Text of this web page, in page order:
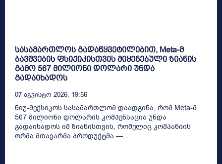
სასამართლოს გადაწყვეტილებით, Meta-მ
ბავშვების ფსიქიკისთვის მიყენებული ზიანის
გამო 567 მილიონი დოლარი უნდა
გადაიხადოს
07 Აგვისტო 2026, 19:56
ნიუ-მექსიკოს სასამართლომ დაადგინა, რომ Meta-მ
567 მილიონი დოლარის კომპენსაცია უნდა
გადაიხადოს იმ ზიანისთვის, რომელიც კომპანიის
ორმა მთავარმა პროდუქტმა —...